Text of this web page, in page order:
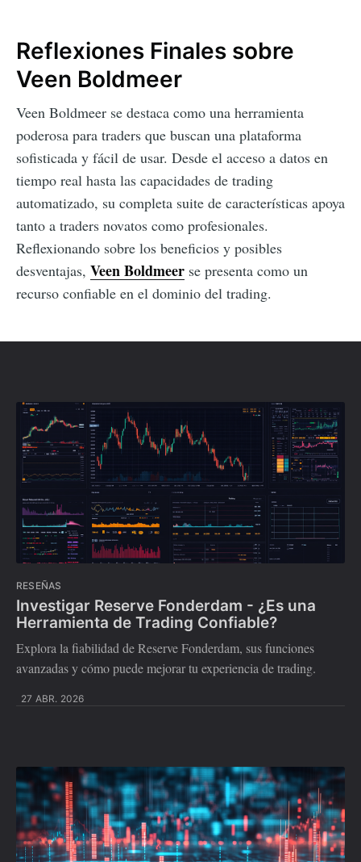
Reflexiones Finales sobre
Veen Boldmeer
Veen Boldmeer se destaca como una herramienta
poderosa para traders que buscan una plataforma
sofisticada y fácil de usar. Desde el acceso a datos en
tiempo real hasta las capacidades de trading
automatizado, su completa suite de características apoya
tanto a traders novatos como profesionales.
Reflexionando sobre los beneficios y posibles
desventajas, Veen Boldmeer se presenta como un
recurso confiable en el dominio del trading.
RESEÑAS
Investigar Reserve Fonderdam - ¿Es una
Herramienta de Trading Confiable?
Explora la fiabilidad de Reserve Fonderdam, sus funciones
avanzadas y cómo puede mejorar tu experiencia de trading.
27 ABR. 2026